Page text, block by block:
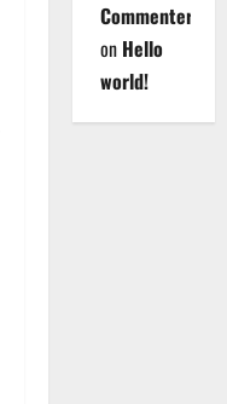
Commenter
on Hello
world!